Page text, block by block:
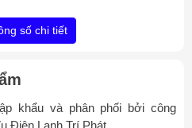
số chi tiết
khẩu và phân phối bởi công
Điện Lạnh Trí Phát.